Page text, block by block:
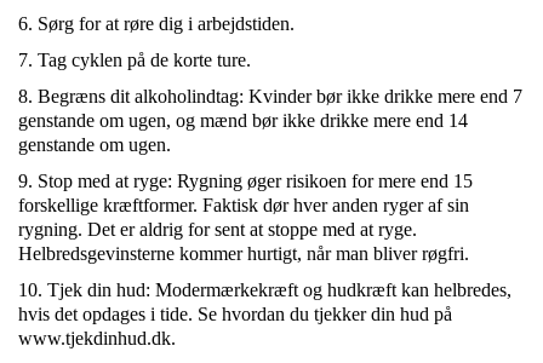
6. Sørg for at røre dig i arbejdstiden.
7. Tag cyklen på de korte ture.
8. Begræns dit alkoholindtag: Kvinder bør ikke drikke mere end 7
genstande om ugen, og mænd bør ikke drikke mere end 14
genstande om ugen.
9. Stop med at ryge: Rygning øger risikoen for mere end 15
forskellige kræftformer. Faktisk dør hver anden ryger af sin
rygning. Det er aldrig for sent at stoppe med at ryge.
Helbredsgevinsterne kommer hurtigt, når man bliver røgfri.
10. Tjek din hud: Modermærkekræft og hudkræft kan helbredes,
hvis det opdages i tide. Se hvordan du tjekker din hud på
www.tjekdinhud.dk.